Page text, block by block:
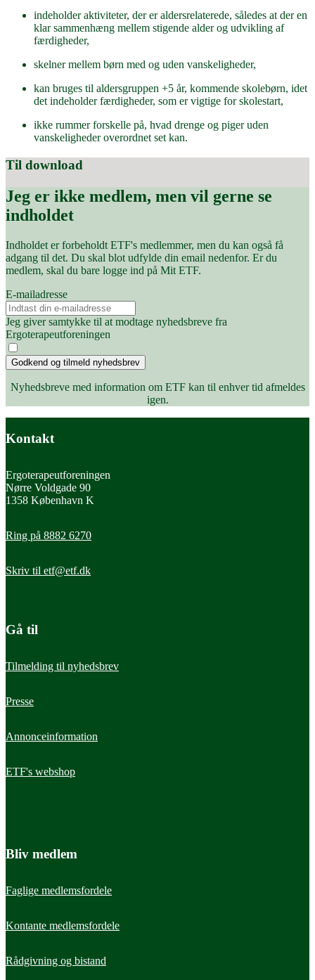
indeholder aktiviteter, der er aldersrelaterede, således at der en
klar sammenhæng mellem stigende alder og udvikling af
færdigheder,
skelner mellem børn med og uden vanskeligheder,
kan bruges til aldersgruppen +5 år, kommende skolebørn, idet
det indeholder færdigheder, som er vigtige for skolestart,
ikke rummer forskelle på, hvad drenge og piger uden
vanskeligheder overordnet set kan.
Til download
Jeg er ikke medlem, men vil gerne se
indholdet
Indholdet er forbeholdt ETF's medlemmer, men du kan også få
adgang til det. Du skal blot udfylde din email nedenfor. Er du
medlem, skal du bare logge ind på Mit ETF.
E-mailadresse
Jeg giver samtykke til at modtage nyhedsbreve fra
Ergoterapeutforeningen
Godkend og tilmeld nyhedsbrev
Nyhedsbreve med information om ETF kan til enhver tid afmeldes
igen.
Kontakt
Ergoterapeutforeningen
Nørre Voldgade 90
1358 København K
Ring på 8882 6270
Skriv til etf@etf.dk
Gå til
Tilmelding til nyhedsbrev
Presse
Annonceinformation
ETF's webshop
Bliv medlem
Faglige medlemsfordele
Kontante medlemsfordele
Rådgivning og bistand